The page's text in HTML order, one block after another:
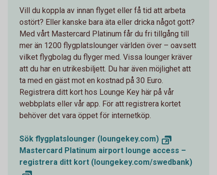
Vill du koppla av innan flyget eller få tid att arbeta
ostört? Eller kanske bara äta eller dricka något gott?
Med vårt Mastercard Platinum får du fri tillgång till
mer än 1200 flygplatslounger världen över – oavsett
vilket flygbolag du flyger med. Vissa lounger kräver
att du har en utrikesbiljett. Du har även möjlighet att
ta med en gäst mot en kostnad på 30 Euro.
Registrera ditt kort hos Lounge Key här på vår
webbplats eller vår app. För att registrera kortet
behöver det vara öppet för internetköp.
Sök flygplatslounger (loungekey.com)
Mastercard Platinum airport lounge access –
registrera ditt kort (loungekey.com/swedbank)